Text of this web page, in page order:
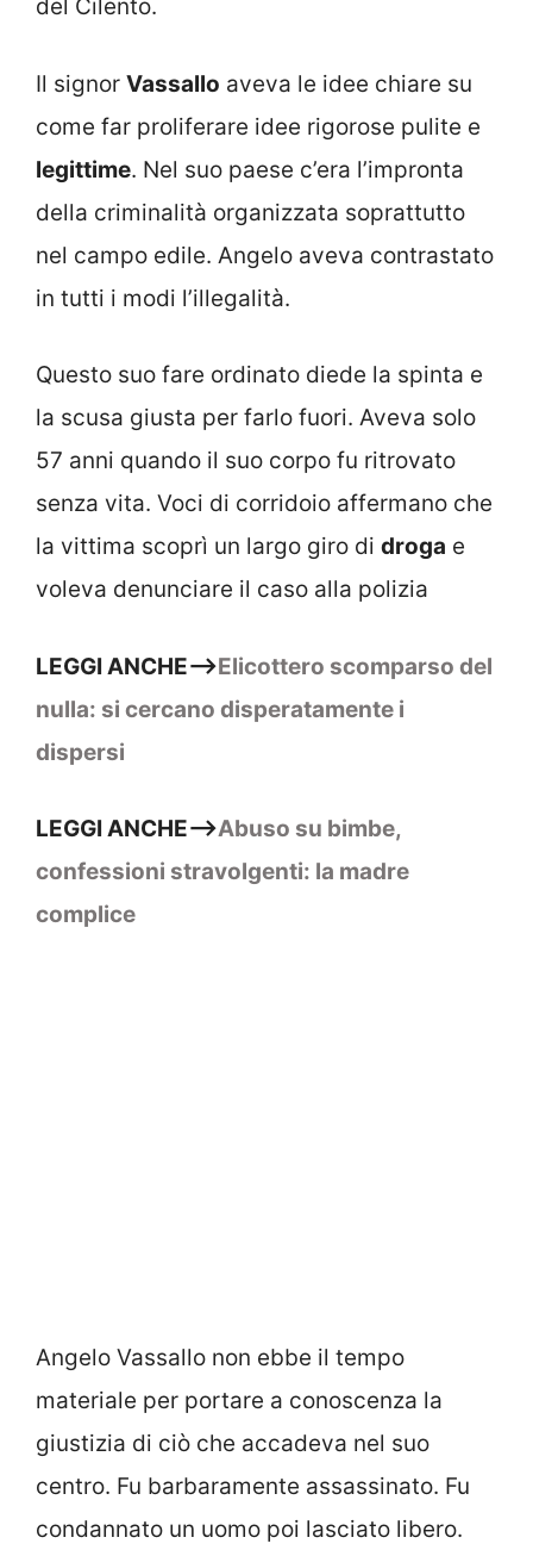
del Cilento.
Il signor Vassallo aveva le idee chiare su
come far proliferare idee rigorose pulite e
legittime. Nel suo paese c’era l’impronta
della criminalità organizzata soprattutto
nel campo edile. Angelo aveva contrastato
in tutti i modi l’illegalità.
Questo suo fare ordinato diede la spinta e
la scusa giusta per farlo fuori. Aveva solo
57 anni quando il suo corpo fu ritrovato
senza vita. Voci di corridoio affermano che
la vittima scoprì un largo giro di droga e
voleva denunciare il caso alla polizia
LEGGI ANCHE–>Elicottero scomparso del
nulla: si cercano disperatamente i
dispersi
LEGGI ANCHE–>Abuso su bimbe,
confessioni stravolgenti: la madre
complice
Angelo Vassallo non ebbe il tempo
materiale per portare a conoscenza la
giustizia di ciò che accadeva nel suo
centro. Fu barbaramente assassinato. Fu
condannato un uomo poi lasciato libero.